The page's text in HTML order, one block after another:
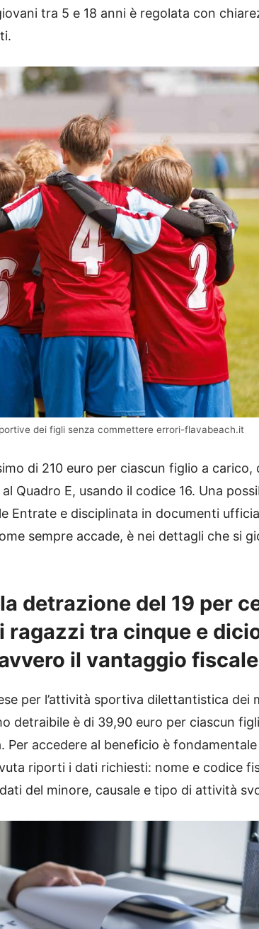
tra 5 e 18 anni è regolata con
dei figli senza commettere errori-flavabeach.it
di 210 euro per ciascun figlio a carico,
Quadro E, usando il codice 16. Una
Entrate e disciplinata in documenti
sempre accade, è nei dettagli che si
detrazione del 19 per
ragazzi tra cinque e
il vantaggio fiscale
per l’attività sportiva dilettantistica dei
detraibile è di 39,90 euro per ciascun
Per accedere al beneficio è
riporti i dati richiesti: nome e codice
del minore, causale e tipo di attività